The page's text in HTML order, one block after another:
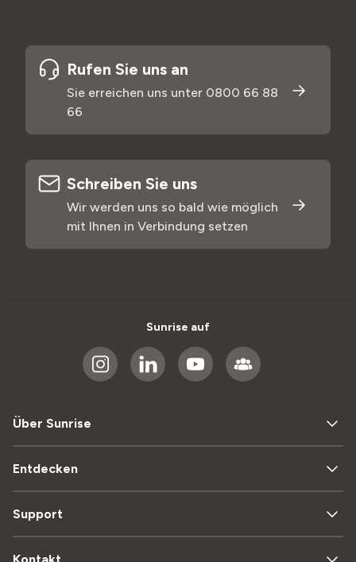
Rufen Sie uns an
Sie erreichen uns unter 0800 66 88
66
Schreiben Sie uns
Wir werden uns so bald wie möglich
mit Ihnen in Verbindung setzen
Sunrise auf
Über Sunrise
Entdecken
Support